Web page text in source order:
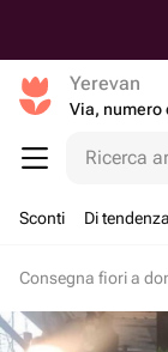
Yerevan
Via, numero
Ricerca
Sconti Di tendenza
Consegna fiori a